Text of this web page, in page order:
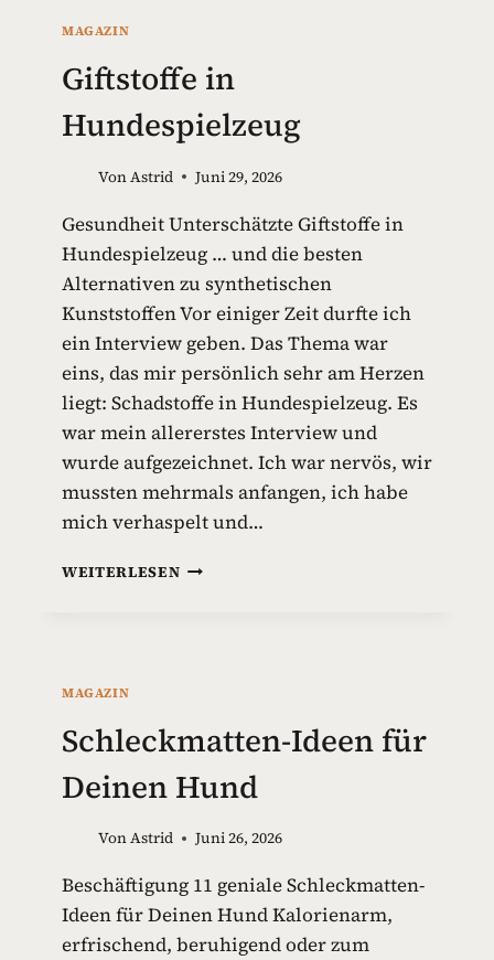
MAGAZIN
Giftstoffe in
Hundespielzeug
VonAstrid Juni 29, 2026
Gesundheit Unterschätzte Giftstoffe in
Hundespielzeug … und die besten
Alternativen zu synthetischen
Kunststoffen Vor einiger Zeit durfte ich
ein Interview geben. Das Thema war
eins, das mir persönlich sehr am Herzen
liegt: Schadstoffe in Hundespielzeug. Es
war mein allererstes Interview und
wurde aufgezeichnet. Ich war nervös, wir
mussten mehrmals anfangen, ich habe
mich verhaspelt und…
WEITERLESENG
F
E
I
H
N
D
E
MAGAZIN
Schleckmatten-Ideen für
Deinen Hund
VonAstrid Juni 26, 2026
Beschäftigung 11 geniale Schleckmatten-
Ideen für Deinen Hund Kalorienarm,
erfrischend, beruhigend oder zum